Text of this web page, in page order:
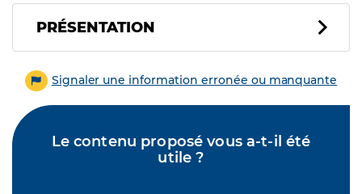
PRÉSENTATION
Signaler une information erronée ou manquante
Le contenu proposé vous a-t-il été
utile ?